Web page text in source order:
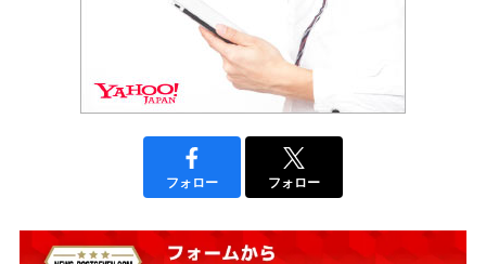
フォロー フォロー